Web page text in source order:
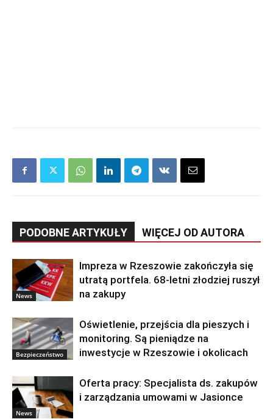
PODOBNE ARTYKUŁY WIĘCEJ OD AUTORA
News
Impreza w Rzeszowie zakończyła się
utratą portfela. 68-letni złodziej ruszył
na zakupy
Bezpieczeństwo
Oświetlenie, przejścia dla pieszych i
monitoring. Są pieniądze na
inwestycje w Rzeszowie i okolicach
News
Oferta pracy: Specjalista ds. zakupów
i zarządzania umowami w Jasionce